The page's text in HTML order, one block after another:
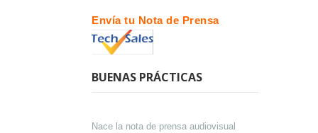
Envía tu Nota de Prensa
BUENAS PRÁCTICAS
Nace la nota de prensa audiovisual